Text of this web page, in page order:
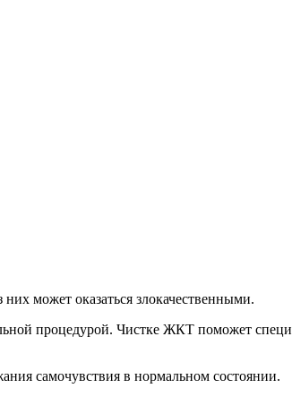
может оказаться злокачественными.
процедурой. Чистке ЖКТ поможет
самочувствия в нормальном состоянии.